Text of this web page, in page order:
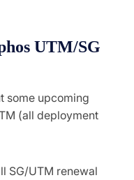
UTM/SG
some upcoming
(all deployment
SG/UTM renewal